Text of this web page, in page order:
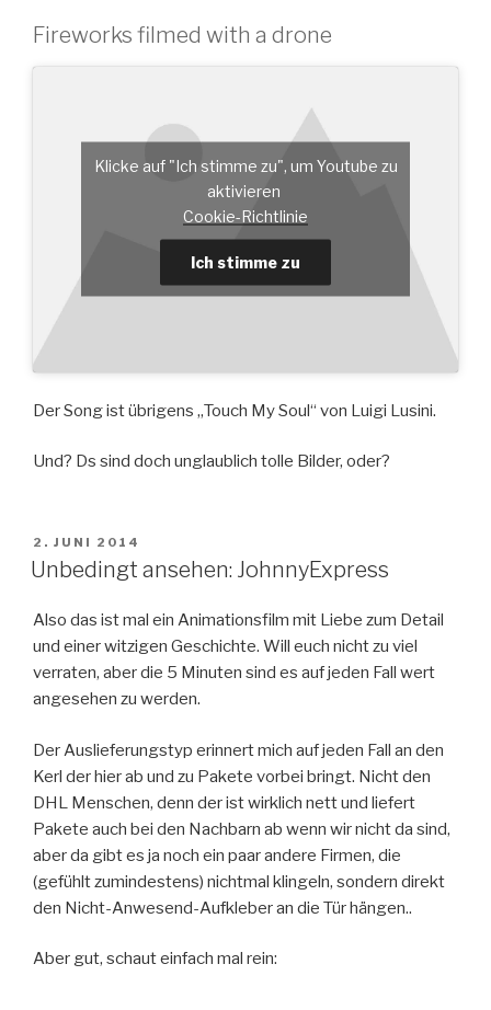
Fireworks filmed with a drone
Klicke auf "Ich stimme zu", um Youtube zu
aktivieren
Cookie-Richtlinie
Ich stimme zu
Der Song ist übrigens „Touch My Soul“ von Luigi Lusini.
Und? Ds sind doch unglaublich tolle Bilder, oder?
VERÖFFENTLICHT
AM
2. JUNI 2014
Unbedingt ansehen: JohnnyExpress
Also das ist mal ein Animationsfilm mit Liebe zum Detail
und einer witzigen Geschichte. Will euch nicht zu viel
verraten, aber die 5 Minuten sind es auf jeden Fall wert
angesehen zu werden.
Der Auslieferungstyp erinnert mich auf jeden Fall an den
Kerl der hier ab und zu Pakete vorbei bringt. Nicht den
DHL Menschen, denn der ist wirklich nett und liefert
Pakete auch bei den Nachbarn ab wenn wir nicht da sind,
aber da gibt es ja noch ein paar andere Firmen, die
(gefühlt zumindestens) nichtmal klingeln, sondern direkt
den Nicht-Anwesend-Aufkleber an die Tür hängen..
Aber gut, schaut einfach mal rein: